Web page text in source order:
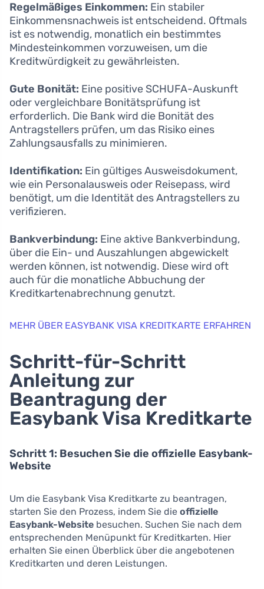
Regelmäßiges Einkommen: Ein stabiler
Einkommensnachweis ist entscheidend. Oftmals
ist es notwendig, monatlich ein bestimmtes
Mindesteinkommen vorzuweisen, um die
Kreditwürdigkeit zu gewährleisten.
Gute Bonität: Eine positive SCHUFA-Auskunft
oder vergleichbare Bonitätsprüfung ist
erforderlich. Die Bank wird die Bonität des
Antragstellers prüfen, um das Risiko eines
Zahlungsausfalls zu minimieren.
Identifikation: Ein gültiges Ausweisdokument,
wie ein Personalausweis oder Reisepass, wird
benötigt, um die Identität des Antragstellers zu
verifizieren.
Bankverbindung: Eine aktive Bankverbindung,
über die Ein- und Auszahlungen abgewickelt
werden können, ist notwendig. Diese wird oft
auch für die monatliche Abbuchung der
Kreditkartenabrechnung genutzt.
MEHR ÜBER EASYBANK VISA KREDITKARTE ERFAHREN
Schritt-für-Schritt
Anleitung zur
Beantragung der
Easybank Visa Kreditkarte
Schritt 1: Besuchen Sie die offizielle Easybank-
Website
Um die Easybank Visa Kreditkarte zu beantragen,
starten Sie den Prozess, indem Sie die offizielle
Easybank-Website besuchen. Suchen Sie nach dem
entsprechenden Menüpunkt für Kreditkarten. Hier
erhalten Sie einen Überblick über die angebotenen
Kreditkarten und deren Leistungen.